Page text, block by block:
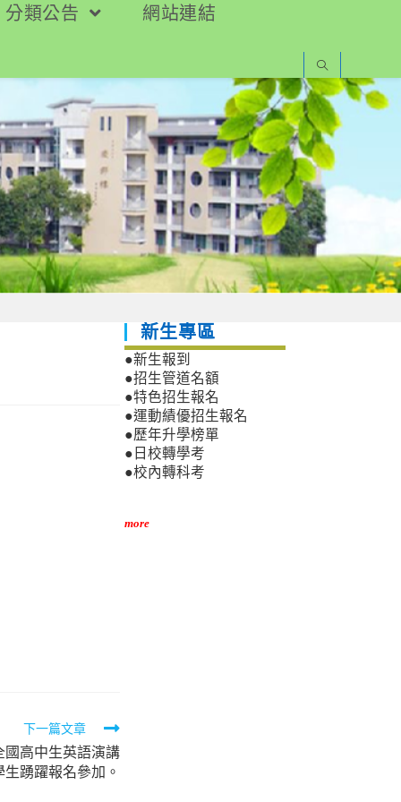
分類公告 網站連結
下一篇文章
高中生英語演講
踴躍報名參加。
新生專區
●新生報到
●招生管道名額
●特色招生報名
●運動績優招生報名
●歷年升學榜單
●日校轉學考
●校內轉科考
more